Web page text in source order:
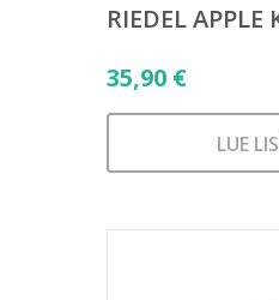
RIEDEL APPLE
35,90 €
LUE